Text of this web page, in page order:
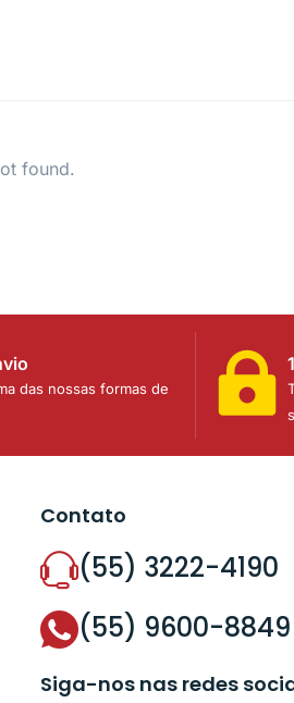
found.
das nossas formas de
Contato
(55) 3222-4190
(55) 9600-8849
Siga-nos nas redes